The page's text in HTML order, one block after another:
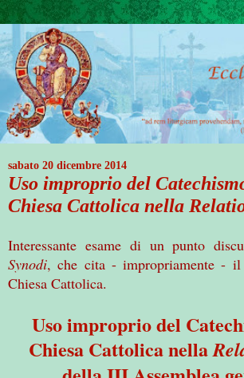
sabato 20 dicembre 2014
Uso improprio del
Chiesa Cattolica nella
Interessante esame di un punto
Synodi, che cita - impropriamente - il
Chiesa Cattolica.
Uso improprio del
Chiesa Cattolica nella